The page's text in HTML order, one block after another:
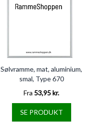
Sølvramme, mat, aluminium,
smal, Type 670
Fra 53,95 kr.
SE PRODUKT